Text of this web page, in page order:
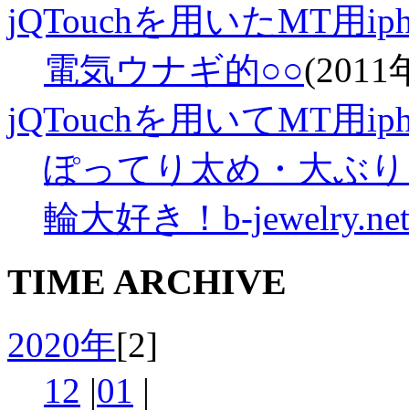
jQTouchを用いたMT用
電気ウナギ的○○(2011
jQTouchを用いてMT用
ぽってり太め・大ぶ
輪大好き！b-jewelry.net
TIME ARCHIVE
2020年[2]
12 |01 |